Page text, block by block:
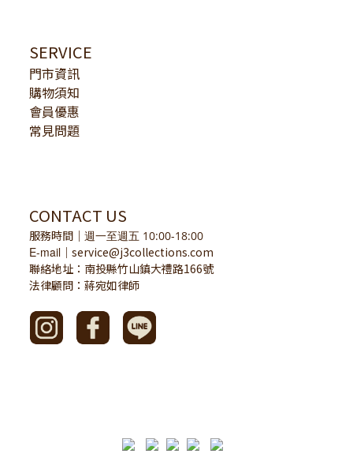
SERVICE
門市資訊
購物須知
會員優惠
常見問題
CONTACT US
服務時間 ｜ 週一至週五 10:00-18:00
E-mail ｜ service@j3collections.com
聯絡地址：南投縣竹山鎮大禮路166號
法律顧問：蔣宛如律師